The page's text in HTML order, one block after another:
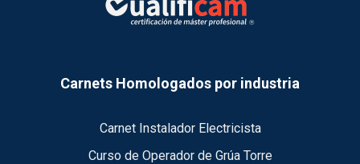
Carnets Homologados por industria
Carnet Instalador Electricista
Curso de Operador de Grúa Torre